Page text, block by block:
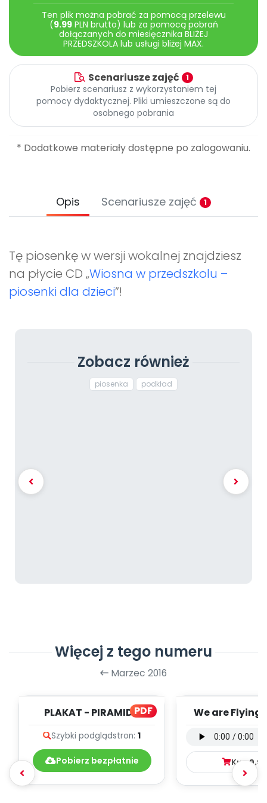
Archiwalne numery
Pomoc
Promocje
Ten plik można pobrać za pomocą przelewu
(9.99PLN brutto) lub za pomocą pobrań
dołączanych do miesięcznika BLIŻEJ
PRZEDSZKOLA lub usługi bliżej MAX.
Scenariusze zajęć 1
Pobierz scenariusz z wykorzystaniem tej
pomocy dydaktycznej. Pliki umieszczone są do
osobnego pobrania
* Dodatkowe materiały dostępne po zalogowaniu.
Opis Scenariusze zajęć 1
Tę piosenkę w wersji wokalnej znajdziesz
na płycie CD „Wiosna w przedszkolu –
piosenki dla dzieci”!
Zobacz również
piosenka podkład
Więcej z tego numeru
Marzec 2016
PDF
PLAKAT - PIRAMIDA
Szybki podglądstron: 1
Pobierz bezpłatnie
We are Flying
Kup9.99